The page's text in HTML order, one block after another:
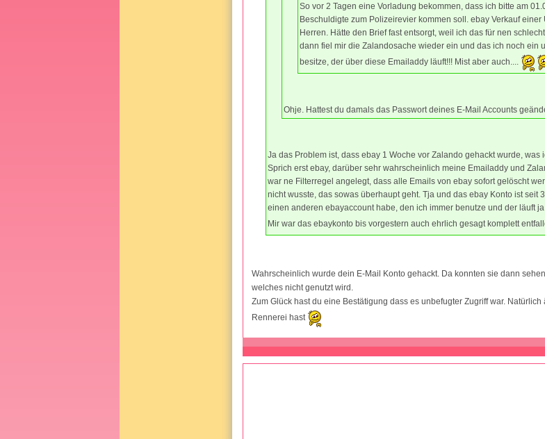
So vor 2 Tagen eine Vorladung bekommen, dass ich bitte am
Beschuldigte zum Polizeirevier kommen soll. ebay Verkauf
Herren. Hätte den Brief fast entsorgt, weil ich das für nen
dann fiel mir die Zalandosache wieder ein und das ich noch ein
besitze, der über diese Emailaddy läuft!!! Mist aber auch....
Ohje. Hattest du damals das Passwort deines E-Mail Accounts
Ja das Problem ist, dass ebay 1 Woche vor Zalando gehackt wurde, was
Sprich erst ebay, darüber sehr wahrscheinlich meine Emailaddy und
war ne Filterregel angelegt, dass alle Emails von ebay sofort gelöscht
nicht wusste, das sowas überhaupt geht. Tja und das ebay Konto ist seit
einen anderen ebayaccount habe, den ich immer benutze und der läuft
Mir war das ebaykonto bis vorgestern auch ehrlich gesagt komplett
Wahrscheinlich wurde dein E-Mail Konto gehackt. Da konnten sie dann
welches nicht genutzt wird.
Zum Glück hast du eine Bestätigung dass es unbefugter Zugriff war.
Rennerei hast